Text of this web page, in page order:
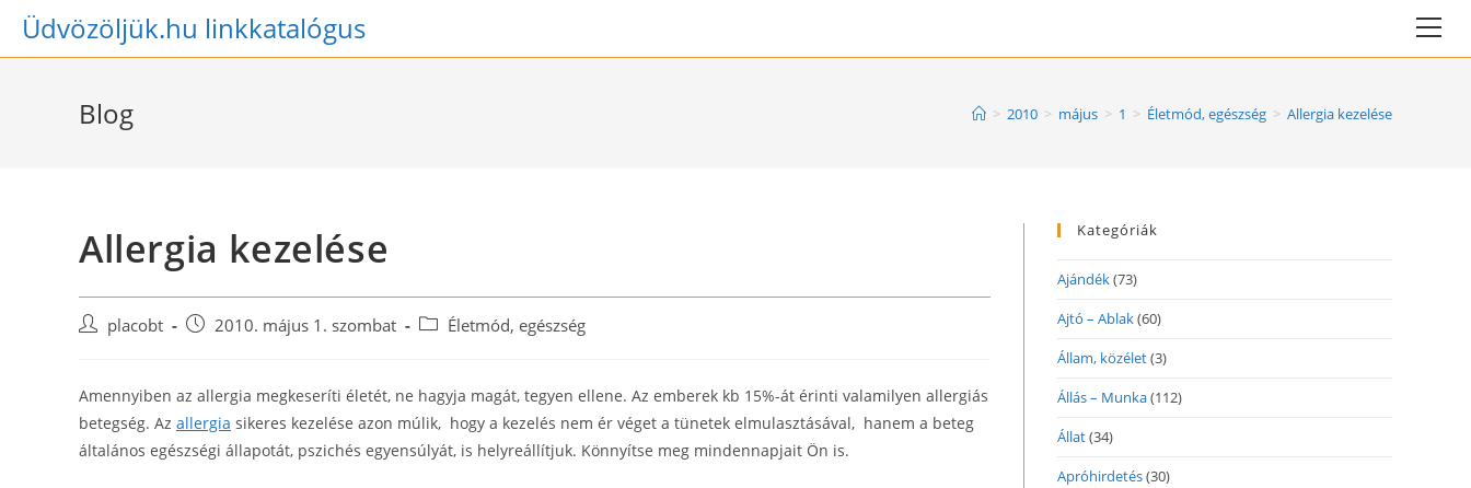
SkipÜdvözöljük.hu linkkatalógus
Blog > 2010 > május > 1 > Életmód, egészség > Allergia kezelése
Allergia kezelése
Post placobt
Post 2010. május 1. szombat
Post Életmód, egészség
Amennyiben az allergia megkeseríti életét, ne hagyja magát, tegyen ellene. Az emberek kb 15%-át érinti valamilyen allergiás
betegség. Az allergia sikeres kezelése azon múlik, hogy a kezelés nem ér véget a tünetek elmulasztásával, hanem a beteg
általános egészségi állapotát, pszichés egyensúlyát, is helyreállítjuk. Könnyítse meg mindennapjait Ön is.
Kategóriák
Ajándék(73)
Ajtó – Ablak(60)
Állam, közélet(3)
Állás – Munka(112)
Állat(34)
Apróhirdetés(30)